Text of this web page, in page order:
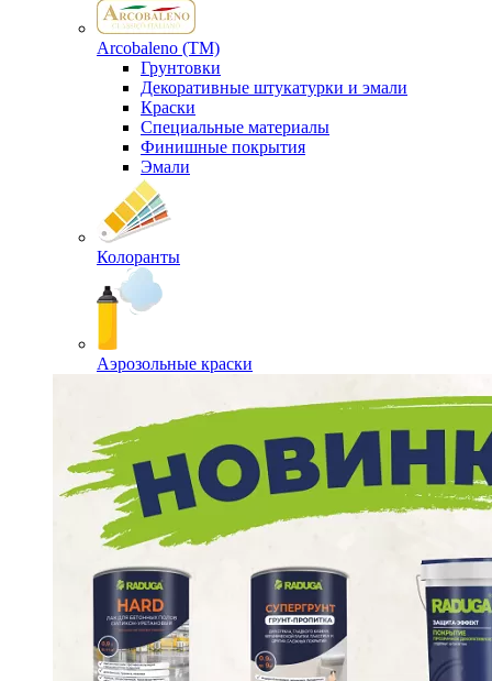
Arcobaleno (ТМ)
Грунтовки
Декоративные штукатурки и эмали
Краски
Специальные материалы
Финишные покрытия
Эмали
Колоранты
Аэрозольные краски